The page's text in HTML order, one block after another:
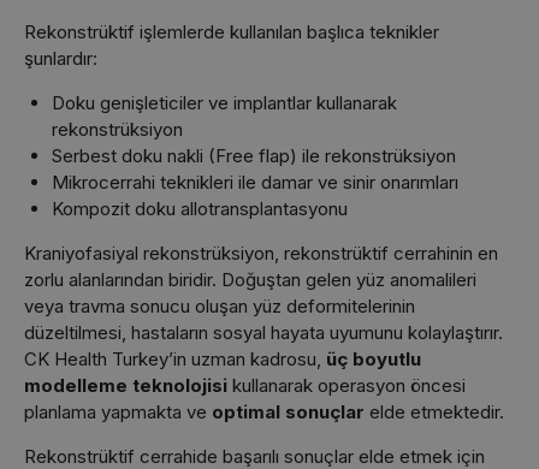
Rekonstrüktif işlemlerde kullanılan başlıca teknikler
şunlardır:
Doku genişleticiler ve implantlar kullanarak
rekonstrüksiyon
Serbest doku nakli (Free flap) ile rekonstrüksiyon
Mikrocerrahi teknikleri ile damar ve sinir onarımları
Kompozit doku allotransplantasyonu
Kraniyofasiyal rekonstrüksiyon, rekonstrüktif cerrahinin en
zorlu alanlarından biridir. Doğuştan gelen yüz anomalileri
veya travma sonucu oluşan yüz deformitelerinin
düzeltilmesi, hastaların sosyal hayata uyumunu kolaylaştırır.
CK Health Turkey’in uzman kadrosu, üç boyutlu
modelleme teknolojisi kullanarak operasyon öncesi
planlama yapmakta ve optimal sonuçlar elde etmektedir.
Rekonstrüktif cerrahide başarılı sonuçlar elde etmek için